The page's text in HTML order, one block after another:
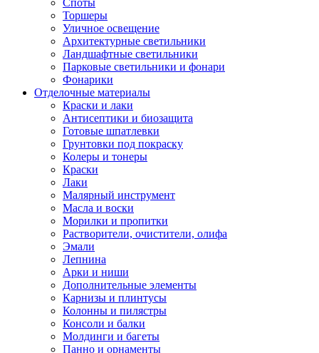
Торшеры
Уличное освещение
Архитектурные светильники
Ландшафтные светильники
Парковые светильники и фонари
Фонарики
Отделочные материалы
Краски и лаки
Антисептики и биозащита
Готовые шпатлевки
Грунтовки под покраску
Колеры и тонеры
Краски
Лаки
Малярный инструмент
Масла и воски
Морилки и пропитки
Растворители, очистители, олифа
Эмали
Лепнина
Арки и ниши
Дополнительные элементы
Карнизы и плинтусы
Колонны и пилястры
Консоли и балки
Молдинги и багеты
Панно и орнаменты